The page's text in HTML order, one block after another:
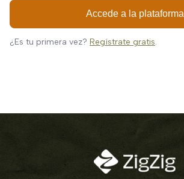
Accede a la plataforma
¿Es tu primera vez? Regístrate gratis.